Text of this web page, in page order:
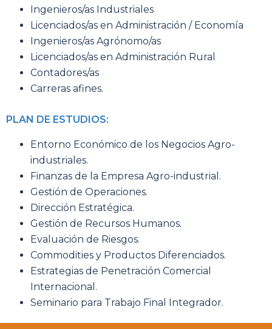
Ingenieros/as Industriales
Licenciados/as en Administración / Economía
Ingenieros/as Agrónomo/as
Licenciados/as en Administración Rural
Contadores/as
Carreras afines.
PLAN DE ESTUDIOS:
Entorno Económico de los Negocios Agro-
industriales.
Finanzas de la Empresa Agro-industrial.
Gestión de Operaciones.
Dirección Estratégica.
Gestión de Recursos Humanos.
Evaluación de Riesgos.
Commodities y Productos Diferenciados.
Estrategias de Penetración Comercial
Internacional.
Seminario para Trabajo Final Integrador.